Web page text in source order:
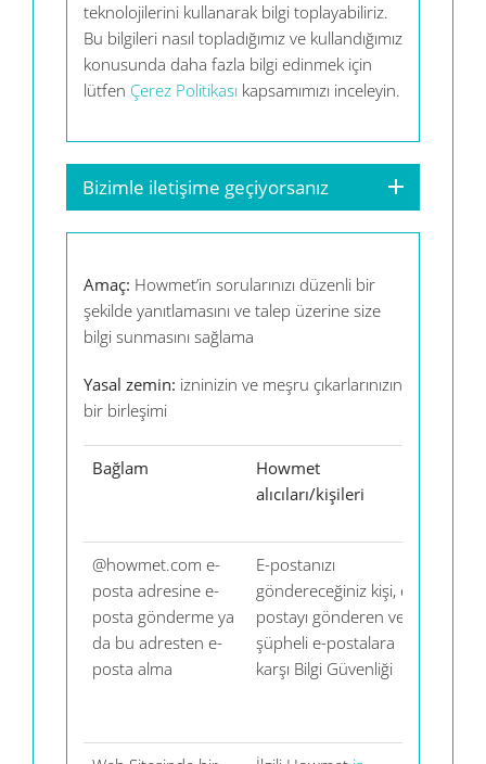
teknolojilerini kullanarak bilgi toplayabiliriz.
Bu bilgileri nasıl topladığımız ve kullandığımız
konusunda daha fazla bilgi edinmek için
lütfen Çerez Politikası kapsamımızı inceleyin.
Bizimle iletişime geçiyorsanız
Amaç: Howmet’in sorularınızı düzenli bir
şekilde yanıtlamasını ve talep üzerine size
bilgi sunmasını sağlama
Yasal zemin: izninizin ve meşru çıkarlarınızın
bir birleşimi
Bağlam
Howmet
alıcıları/kişileri
@howmet.com e-
posta adresine e-
posta gönderme ya
da bu adresten e-
posta alma
E-postanızı
göndereceğiniz kişi, e-
postayı gönderen ve
şüpheli e-postalara
karşı Bilgi Güvenliği